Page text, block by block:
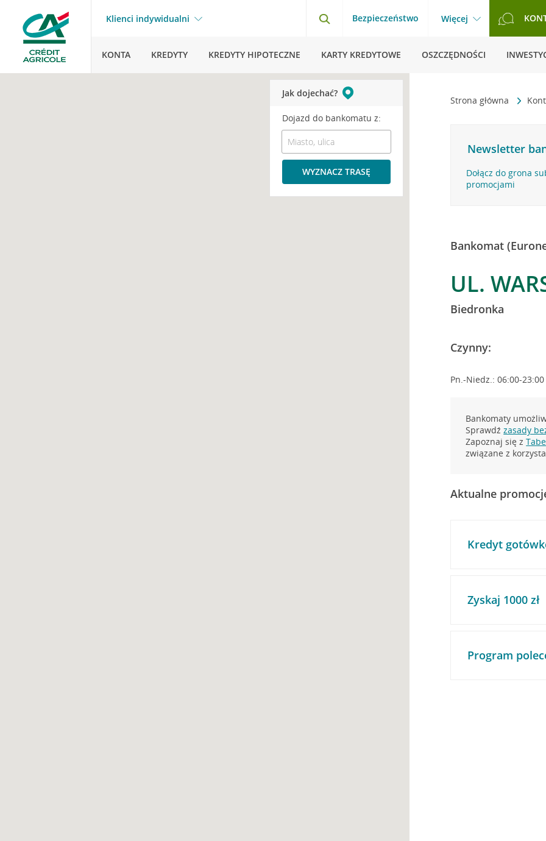
Klienci indywidualni Bezpieczeństwo Więcej
KONTA KREDYTY KREDYTY HIPOTECZNE KARTY KREDYTOWE OSZCZĘDNOŚCI
Strona główna
Newsletter
Dołącz do grona
promocjami
Bankomat
UL.
Biedronka
Czynny:
Pn.-Niedz.: 06:00-23:00
Bankomaty
Sprawdźzasady
Zapoznaj się z
związane z
Aktualne
Kredyt
Zyskaj 1000 zł
Program
Jak dojechać?
Dojazd do bankomatu z:
WYZNACZ TRASĘ